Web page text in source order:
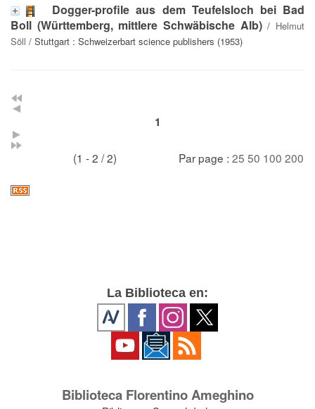
Dogger-profile aus dem Teufelsloch bei Bad
Boll (Württemberg, mittlere Schwäbische Alb)/ Helmut
Söll / Stuttgart : Schweizerbart science publishers (1953)
1
(1 - 2 / 2) Par page : 25 50 100 200
La Biblioteca en:
Biblioteca Florentino Ameghino